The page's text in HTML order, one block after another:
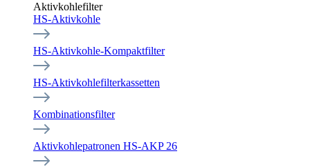
Aktivkohlefilter
HS-Aktivkohle
HS-Aktivkohle-Kompaktfilter
HS-Aktivkohlefilterkassetten
Kombinationsfilter
Aktivkohlepatronen HS-AKP 26